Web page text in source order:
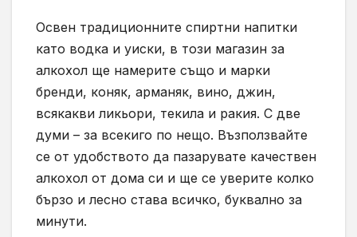
Освен традиционните спиртни напитки
като водка и уиски, в този магазин за
алкохол ще намерите също и марки
бренди, коняк, арманяк, вино, джин,
всякакви ликьори, текила и ракия. С две
думи – за всекиго по нещо. Възползвайте
се от удобството да пазарувате качествен
алкохол от дома си и ще се уверите колко
бързо и лесно става всичко, буквално за
минути.